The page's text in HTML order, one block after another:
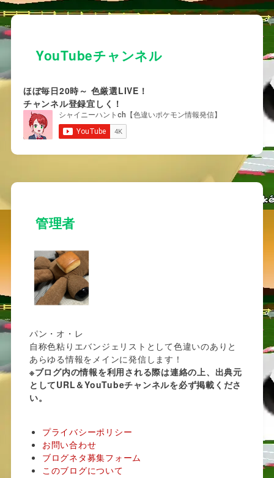
YouTubeチャンネル
ほぼ毎日20時～ 色厳選LIVE！
チャンネル登録宜しく！
管理者
パン・オ・レ
自称色粘りエバンジェリストとして色違いのありと
あらゆる情報をメインに発信します！
※ブログ内の情報を利用される際は連絡の上、出典元
としてURL＆YouTubeチャンネルを必ず掲載くださ
い。
プライバシーポリシー
お問い合わせ
ブログネタ募集フォーム
このブログについて